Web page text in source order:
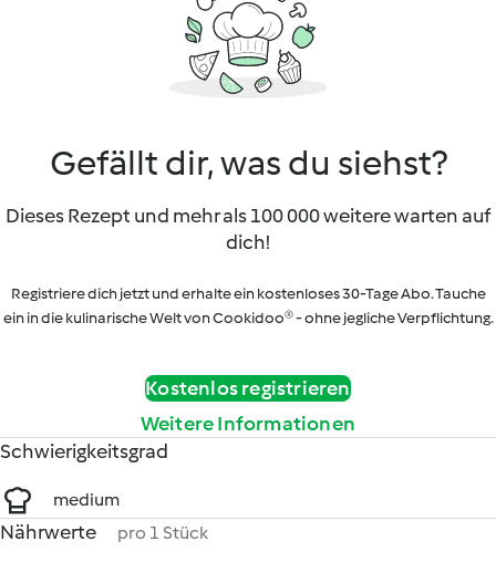
Gefällt dir, was du siehst?
Dieses Rezept und mehr als 100 000 weitere warten auf
dich!
Registriere dich jetzt und erhalte ein kostenloses 30-Tage Abo. Tauche
ein in die kulinarische Welt von Cookidoo® - ohne jegliche Verpflichtung.
Kostenlos registrieren
Weitere Informationen
Schwierigkeitsgrad
medium
Nährwerte pro 1 Stück